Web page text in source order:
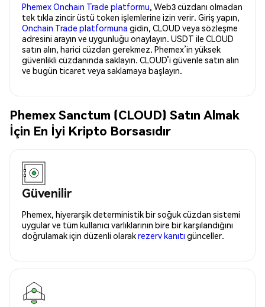
Phemex Onchain Trade platformu, Web3 cüzdanı olmadan
tek tıkla zincir üstü token işlemlerine izin verir. Giriş yapın,
Onchain Trade platformuna gidin, CLOUD veya sözleşme
adresini arayın ve uygunluğu onaylayın. USDT ile CLOUD
satın alın, harici cüzdan gerekmez. Phemex’in yüksek
güvenlikli cüzdanında saklayın. CLOUD’i güvenle satın alın
ve bugün ticaret veya saklamaya başlayın.
Phemex Sanctum (CLOUD) Satın Almak
İçin En İyi Kripto Borsasıdır
Güvenilir
Phemex, hiyerarşik deterministik bir soğuk cüzdan sistemi
uygular ve tüm kullanıcı varlıklarının bire bir karşılandığını
doğrulamak için düzenli olarakrezerv kanıtı günceller.